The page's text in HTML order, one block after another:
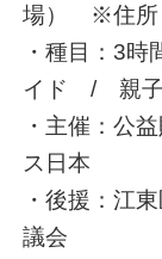
場） ※住所
・種目：3
イド / 親子
・主催：公
ス日本
・後援：江
議会